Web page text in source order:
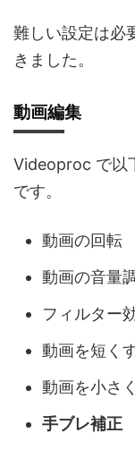
難しい設定は必
きました。
動画編集
Videoproc で以
です。
動画の回転
動画の音量
フィルター
動画を短く
動画を小さ
手ブレ補正